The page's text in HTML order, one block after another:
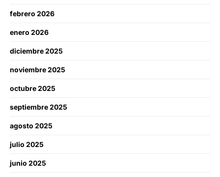
febrero 2026
enero 2026
diciembre 2025
noviembre 2025
octubre 2025
septiembre 2025
agosto 2025
julio 2025
junio 2025